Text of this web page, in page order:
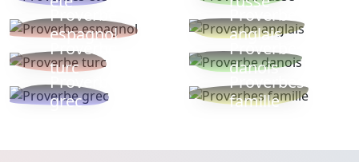
Proverbe
espagnol
Proverbe
anglais
Proverbe
turc
Proverbe
danois
Proverbe
grec
Proverbes
famille